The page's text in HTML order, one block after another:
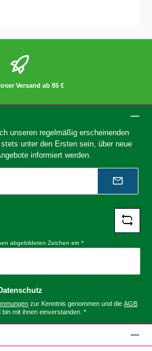
Versand ab 85 €
unseren regelmäßig erscheinenden
unter den Ersten sein, über neue
informiert werden.
abgebildeten Zeichen ein *
zur Kenntnis genommen und dieAGB
bin mit ihnen einverstanden. *